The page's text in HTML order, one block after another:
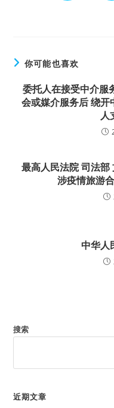
你可能也喜欢
委托人在接受中介服
会或媒介服务后 绕
人
最高人民法院 司法部
涉疫情旅游
中华人
搜索
近期文章